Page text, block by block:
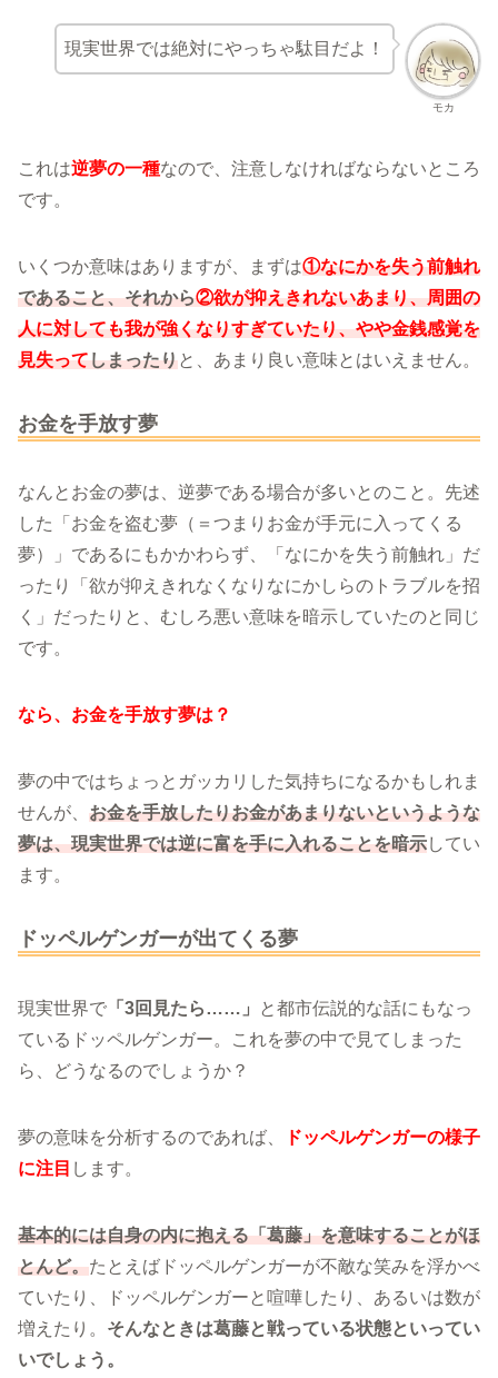
モカ
現実世界では絶対にやっちゃ駄目だよ！
これは逆夢の一種なので、注意しなければならないところ
です。
いくつか意味はありますが、まずは①なにかを失う前触れ
であること、それから②欲が抑えきれないあまり、周囲の
人に対しても我が強くなりすぎていたり、やや金銭感覚を
見失ってしまったりと、あまり良い意味とはいえません。
お金を手放す夢
なんとお金の夢は、逆夢である場合が多いとのこと。先述
した「お金を盗む夢（＝つまりお金が手元に入ってくる
夢）」であるにもかかわらず、「なにかを失う前触れ」だ
ったり「欲が抑えきれなくなりなにかしらのトラブルを招
く」だったりと、むしろ悪い意味を暗示していたのと同じ
です。
なら、お金を手放す夢は？
夢の中ではちょっとガッカリした気持ちになるかもしれま
せんが、 お金を手放したりお金があまりないというような
夢は、現実世界では逆に富を手に入れることを暗示してい
ます。
ドッペルゲンガーが出てくる夢
現実世界で 「3回見たら……」
と都市伝説的な話にもなっ
ているドッペルゲンガー。これを夢の中で見てしまった
ら、どうなるのでしょうか？
夢の意味を分析するのであれば、
ドッペルゲンガーの様子
に注目 します。
基本的には自身の内に抱える「葛藤」を意味することがほ
とんど。たとえばドッペルゲンガーが不敵な笑みを浮かべ
ていたり、ドッペルゲンガーと喧嘩したり、あるいは数が
増えたり。 そんなときは葛藤と戦っている状態といってい
いでしょう。